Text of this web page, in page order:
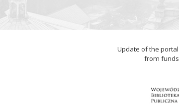
Update of the portal
from funds